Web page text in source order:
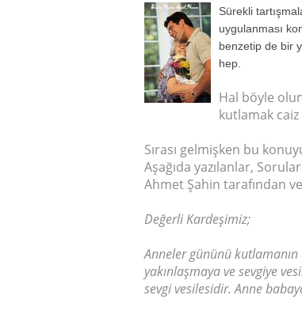
Sürekli
uygulanması
benzetip de bir
hep.
Hal böyle
kutlamak
Sırası gelmişken bu
Aşağıda yazılanlar,
Ahmet Şahin tarafından
Değerli Kardeşimiz;
Anneler gününü kutlamanın
yakınlaşmaya ve sevgiye
sevgi vesilesidir. Anne